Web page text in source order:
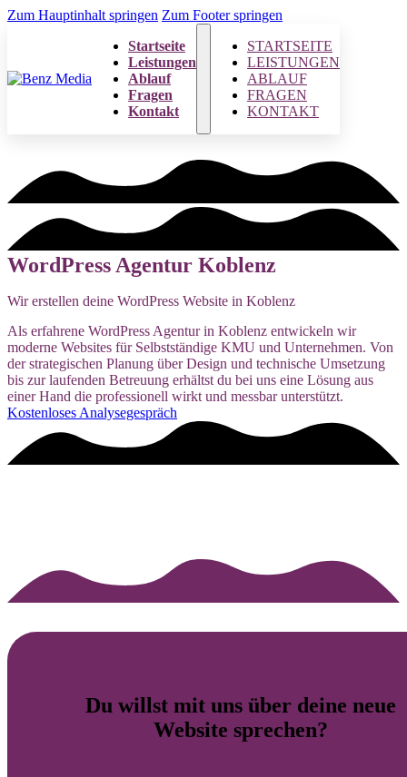
Zum Hauptinhalt springen Zum Footer springen
Startseite
Leistungen
Ablauf
Fragen
Kontakt
STARTSEITE
LEISTUNGEN
ABLAUF
FRAGEN
KONTAKT
WordPress Agentur Koblenz
Wir erstellen deine WordPress Website in Koblenz
Als erfahrene WordPress Agentur in Koblenz entwickeln wir
moderne Websites für Selbstständige KMU und Unternehmen. Von
der strategischen Planung über Design und technische Umsetzung
bis zur laufenden Betreuung erhältst du bei uns eine Lösung aus
einer Hand die professionell wirkt und messbar unterstützt.
Kostenloses Analysegespräch
Du willst mit uns über deine neue
Website sprechen?